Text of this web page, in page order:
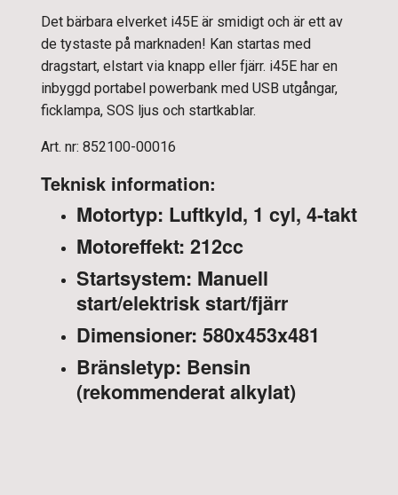
Det bärbara elverket i45E är smidigt och är ett av
de tystaste på marknaden! Kan startas med
dragstart, elstart via knapp eller fjärr. i45E har en
inbyggd portabel powerbank med USB utgångar,
ficklampa, SOS ljus och startkablar.
Art. nr: 852100-00016
Teknisk information:
Motortyp: Luftkyld, 1 cyl, 4-takt
Motoreffekt: 212cc
Startsystem: Manuell
start/elektrisk start/fjärr
Dimensioner: 580x453x481
Bränsletyp: Bensin
(rekommenderat alkylat)